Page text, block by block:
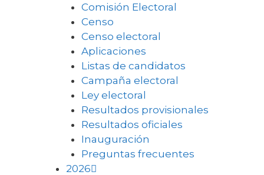
Comisión Electoral
Censo
Censo electoral
Aplicaciones
Listas de candidatos
Campaña electoral
Ley electoral
Resultados provisionales
Resultados oficiales
Inauguración
Preguntas frecuentes
2026